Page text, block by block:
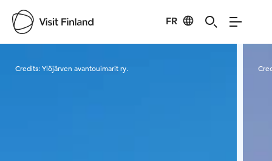
FR
Credits:Ylöjärven avantouimarit ry.